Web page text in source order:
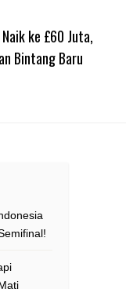
ke £60 Juta,
Bintang Baru